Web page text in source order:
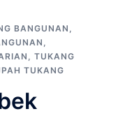
BANGUNAN ,
,
, TUKANG
TUKANG